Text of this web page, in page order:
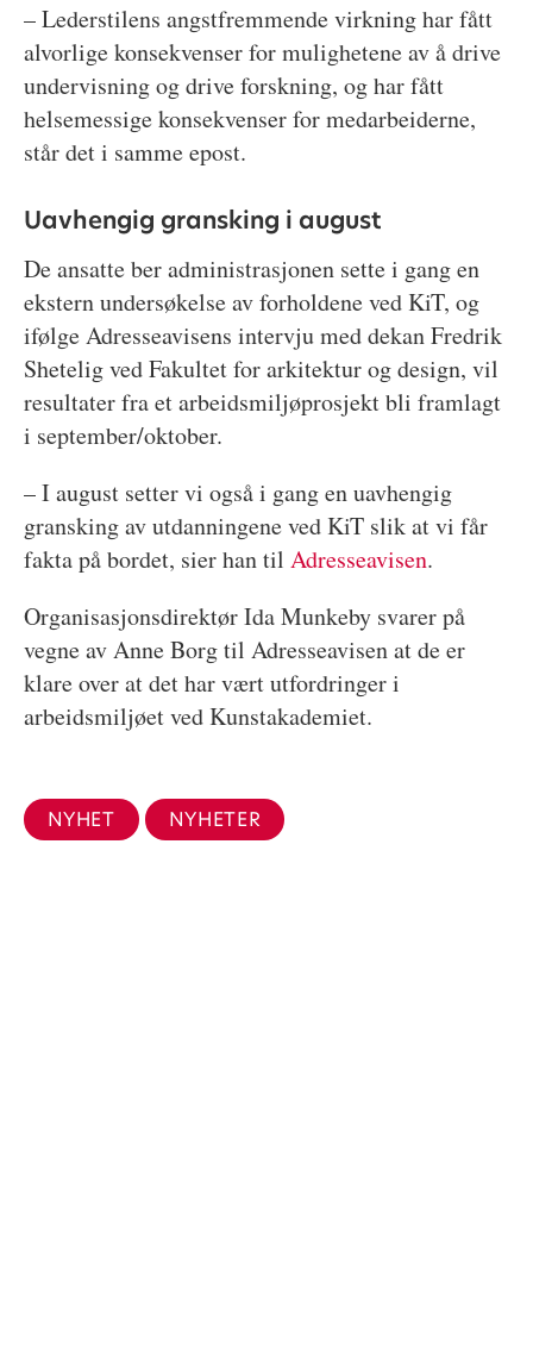
– Lederstilens angstfremmende virkning har fått
alvorlige konsekvenser for mulighetene av å drive
undervisning og drive forskning, og har fått
helsemessige konsekvenser for medarbeiderne,
står det i samme epost.
Uavhengig gransking i august
De ansatte ber administrasjonen sette i gang en
ekstern undersøkelse av forholdene ved KiT, og
ifølge Adresseavisens intervju med dekan Fredrik
Shetelig ved Fakultet for arkitektur og design, vil
resultater fra et arbeidsmiljøprosjekt bli framlagt
i september/oktober.
– I august setter vi også i gang en uavhengig
gransking av utdanningene ved KiT slik at vi får
fakta på bordet, sier han til Adresseavisen.
Organisasjonsdirektør Ida Munkeby svarer på
vegne av Anne Borg til Adresseavisen at de er
klare over at det har vært utfordringer i
arbeidsmiljøet ved Kunstakademiet.
NYHET NYHETER